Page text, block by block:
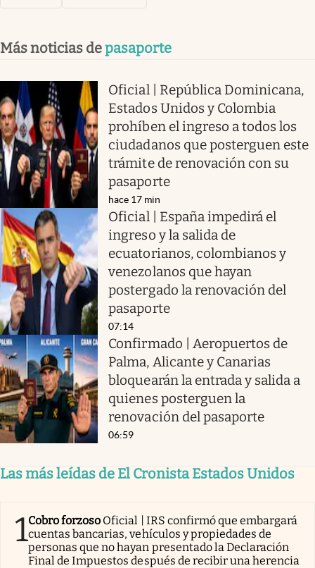
Más noticias depasaporte
Oficial | República Dominicana,
Estados Unidos y Colombia
prohíben el ingreso a todos los
ciudadanos que posterguen este
trámite de renovación con su
pasaporte
hace 17 min
Oficial | España impedirá el
ingreso y la salida de
ecuatorianos, colombianos y
venezolanos que hayan
postergado la renovación del
pasaporte
07:14
Confirmado | Aeropuertos de
Palma, Alicante y Canarias
bloquearán la entrada y salida a
quienes posterguen la
renovación del pasaporte
06:59
Las más leídas de El Cronista Estados Unidos
1Cobro forzoso Oficial | IRS confirmó que embargará
cuentas bancarias, vehículos y propiedades de
personas que no hayan presentado la Declaración
Final de Impuestos después de recibir una herencia